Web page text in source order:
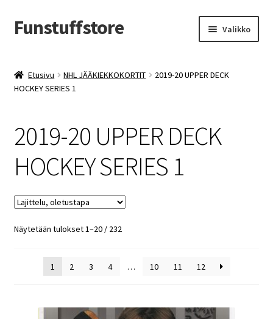
Siirry
navigointiin
Siirry
sisältöön
Funstuffstore Valikko
Etusivu NHL JÄÄKIEKKOKORTIT
2019-20 UPPER DECK
HOCKEY SERIES 1
2019-20 UPPER DECK
HOCKEY SERIES 1
Näytetään tulokset 1–20 / 232
1 2 3 4 … 10 11 12